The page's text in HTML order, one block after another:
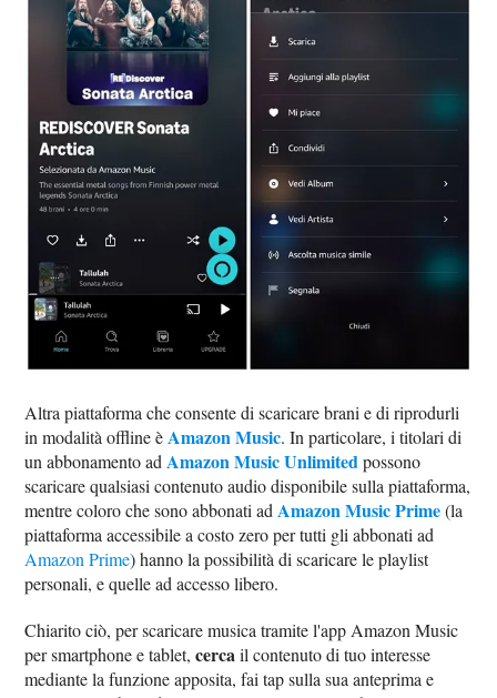
Altra piattaforma che consente di scaricare brani e di riprodurli
in modalità offline è Amazon Music. In particolare, i titolari di
un abbonamento ad Amazon Music Unlimitedpossono
scaricare qualsiasi contenuto audio disponibile sulla piattaforma,
mentre coloro che sono abbonati ad Amazon Music Prime(la
piattaforma accessibile a costo zero per tutti gli abbonati ad
Amazon Prime) hanno la possibilità di scaricare le playlist
personali, e quelle ad accesso libero.
Chiarito ciò, per scaricare musica tramite l'app Amazon Music
per smartphone e tablet,cercail contenuto di tuo interesse
mediante la funzione apposita, fai tap sulla sua anteprima e